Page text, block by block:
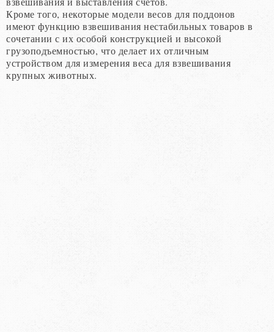
Кроме того, некоторые модели весов для поддонов
имеют функцию взвешивания нестабильных товаров в
сочетании с их особой конструкцией и высокой
грузоподъемностью, что делает их отличным
устройством для измерения веса для взвешивания
крупных животных.